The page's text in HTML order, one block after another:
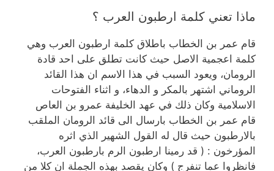
ماذا تعني كلمة ارطبون العرب ؟
قام عمر بن الخطاب باطلاق كلمة ارطبون العرب وهي
كلمة اعجمية الاصل حيث كانت تطلق على احد قادة
الرومان، ويعود السبب في هذا الاسم ان هذا القائد
الروماني اشتهر بالمكر و الدهاء، و اثناء الفتوحات
الاسلامية وكان ذلك في عهد الخليفة عمرو بن العاص
قام عمر بن الخطاب بارسال الى قائد الرومان الملقب
بالارطبون حيث قال له القول الشهير الذي اثره
المؤرخون : ( قد رمينا ارطبون الرم بارطبون العرب،
فانظروا عما تنفرج ) وكان يقصد بهذه الجملة ان كلا من